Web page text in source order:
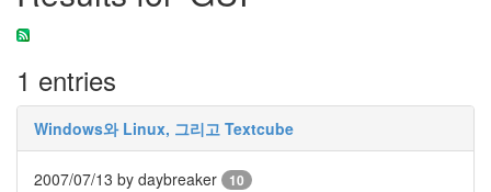
1 entries
Windows와 Linux, 그리고 Textcube
2007/07/13 by daybreaker 10
서
식
프